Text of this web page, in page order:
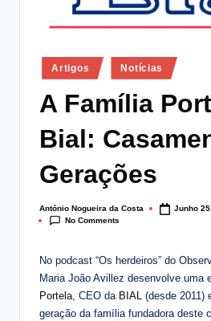
Posted
in
Artigos Notícias
A Família
Bial:
Gerações
Posted
by
António Nogueira da Costa
Junho
No Comments
No podcast “Os herdeiros” do
Maria João Avillez desenvolve uma
Portela, CEO da BIAL (desde 2011)
geração da família fundadora deste